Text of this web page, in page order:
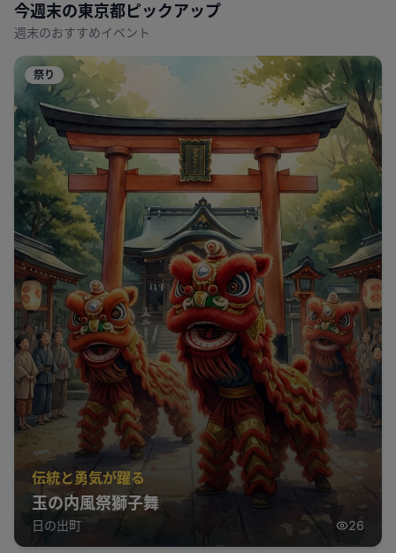
今週末の東京都 ピックアップ
週末のおすすめイベント
祭り
伝統と勇気が躍る
玉の内風祭獅子舞
日の出町 26